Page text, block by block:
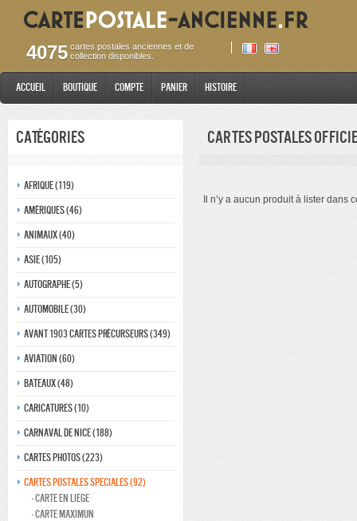
4075 cartes postales anciennes et de
collection disponibles.
Accueil Boutique Compte Panier Histoire
Catégories
Afrique (119)
Amériques (46)
Animaux (40)
Asie (105)
Autographe (5)
Automobile (30)
Avant 1903 Cartes précurseurs (349)
Aviation (60)
Bateaux (48)
Caricatures (10)
Carnaval de nice (188)
Cartes photos (223)
Cartes postales speciales (92)
- Carte en liege
- Carte maximun
cartes postales
Il n’y a aucun produit à lister dans